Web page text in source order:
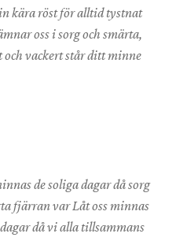
kära röst för alltid tystnat
oss i sorg och smärta,
och vackert står ditt minne
de soliga dagar då sorg
fjärran var Låt oss minnas
då vi alla tillsammans